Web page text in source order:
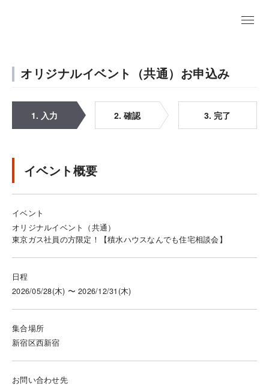
オリジナルイベント（共通）お申込み
1. 入力 2. 確認 3. 完了
イベント概要
イベント
オリジナルイベント（共通）
東京ガス社員の方限定！【積水ハウスなんでも住宅相談会】
日程
2026/05/28(木) 〜 2026/12/31(木)
集合場所
新宿区西新宿
お問い合わせ先